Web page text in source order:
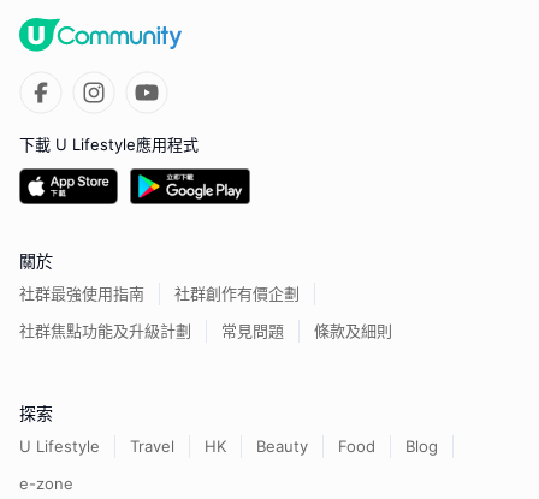
下載 U Lifestyle應用程式
關於
社群最強使用指南
社群創作有價企劃
社群焦點功能及升級計劃
常見問題 條款及細則
探索
U Lifestyle Travel HK Beauty Food
Blog
e-zone